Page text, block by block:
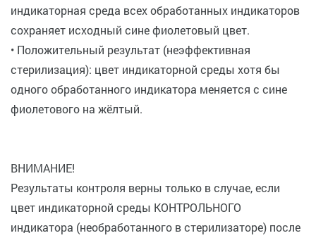
индикаторная среда всех обработанных индикаторов
сохраняет исходный сине фиолетовый цвет.
• Положительный результат (неэффективная
стерилизация): цвет индикаторной среды хотя бы
одного обработанного индикатора меняется с сине
фиолетового на жёлтый.
ВНИМАНИЕ!
Результаты контроля верны только в случае, если
цвет индикаторной среды КОНТРОЛЬНОГО
индикатора (необработанного в стерилизаторе) после